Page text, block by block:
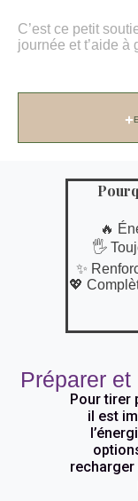
C’est ce petit
journée et t’aide à
🔥
🖐️
✨
💖
Préparer
Pour tirer
il est